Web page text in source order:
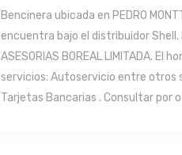
Bencinera ubicada en PEDRO
encuentra bajo el distribuidor Shell.
ASESORIAS BOREAL LIMITADA.
servicios: Autoservicio entre otros
Tarjetas Bancarias . Consultar por